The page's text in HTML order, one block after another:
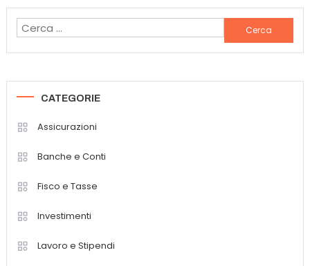
Ricerca
per:
CATEGORIE
Assicurazioni
Banche e Conti
Fisco e Tasse
Investimenti
Lavoro e Stipendi